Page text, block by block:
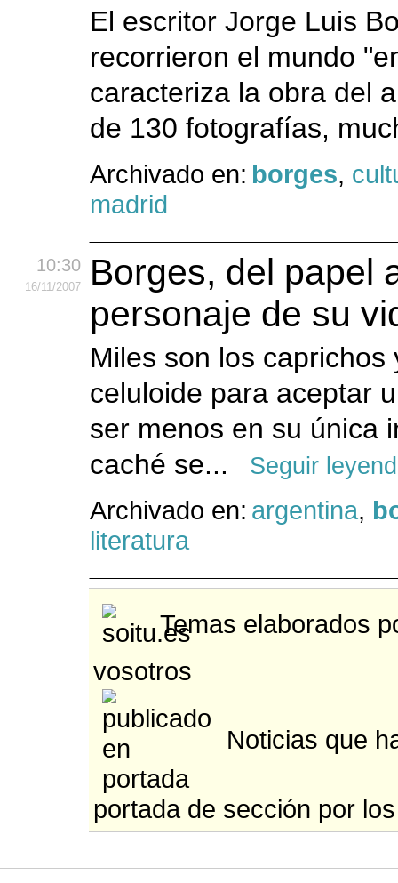
El escritor Jorge Luis
recorrieron el mundo
caracteriza la obra del
de 130 fotografías,
Archivado en: borges,
madrid
10:30
16/11/2007
Borges, del papel
personaje de su
Miles son los
celuloide para aceptar
ser menos en su única
caché se...
Seguir
Archivado en: argentina,
literatura
Temas elaborados
vosotros
Noticias que
portada de sección por